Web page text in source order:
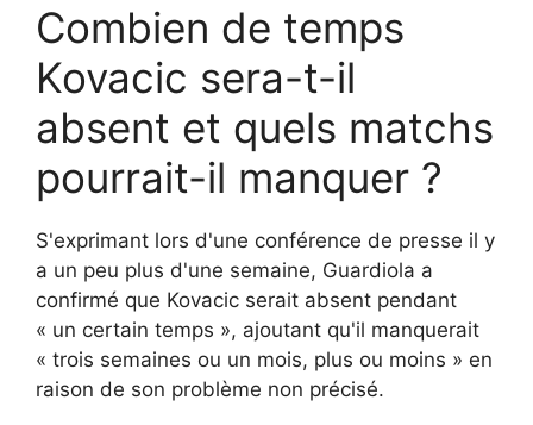
Combien de temps
Kovacic sera-t-il
absent et quels matchs
pourrait-il manquer ?
S'exprimant lors d'une conférence de presse il y
a un peu plus d'une semaine, Guardiola a
confirmé que Kovacic serait absent pendant
« un certain temps », ajoutant qu'il manquerait
« trois semaines ou un mois, plus ou moins » en
raison de son problème non précisé.